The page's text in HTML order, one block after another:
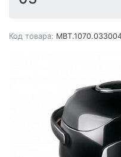
Код товара: